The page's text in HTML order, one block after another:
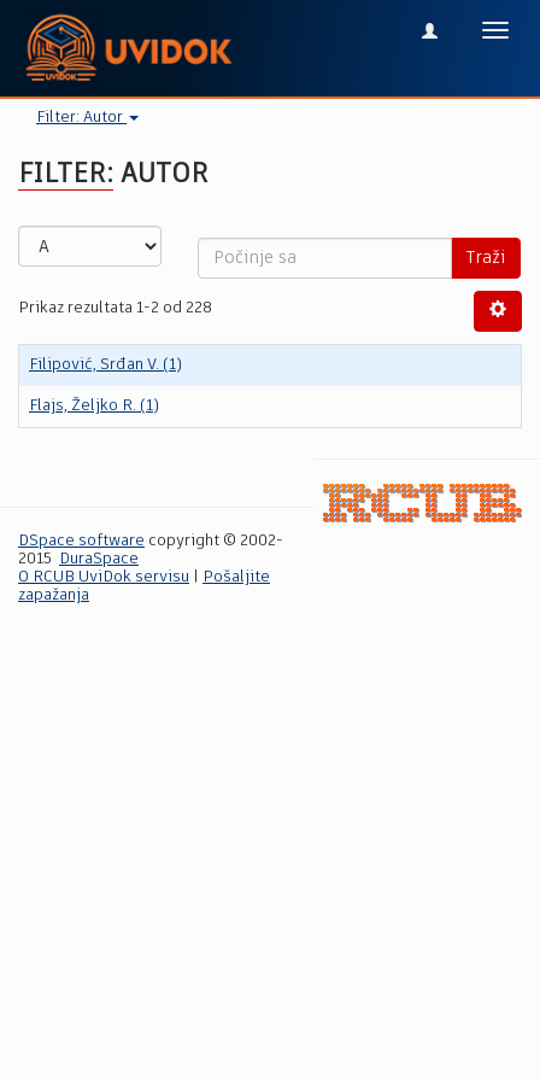
Filter: Autor
FILTER: AUTOR
Traži
Prikaz rezultata 1-2 od 228
Filipović, Srđan V. (1)
Flajs, Željko R. (1)
DSpace software copyright © 2002-
2015
DuraSpace
O RCUB UviDok servisu
Pošaljite
zapažanja